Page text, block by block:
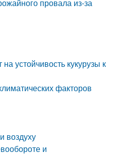
провала из-за
устойчивость кукурузы к
факторов
воздуху
и